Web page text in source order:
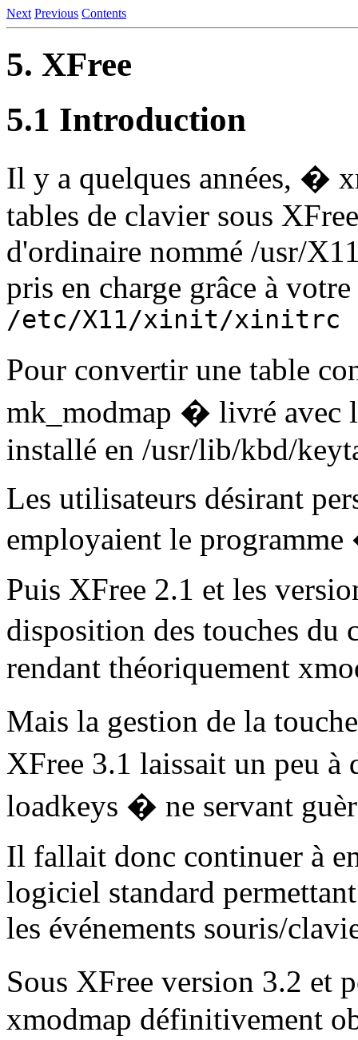
Next Previous Contents
5. XFree
5.1 Introduction
Il y a quelques années, �
tables de clavier sous
d'ordinaire nommé /usr/
pris en charge grâce à votre
/etc/X11/xinit/xinitrc
Pour convertir une table
mk_modmap � livré avec
installé en /usr/lib/kbd/
Les utilisateurs désirant
employaient le
Puis XFree 2.1 et les
disposition des touches
rendant théoriquement
Mais la gestion de la
XFree 3.1 laissait un peu
loadkeys � ne servant
Il fallait donc continuer à
logiciel standard
les événements souris/
Sous XFree version 3.2
xmodmap définitivement